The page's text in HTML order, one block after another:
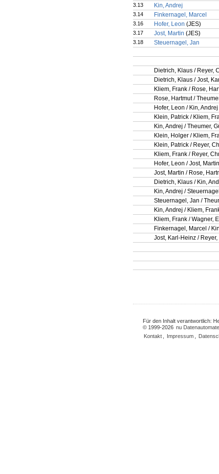
3.13 Kin, Andrej
3.14 Finkernagel, Marcel
3.16 Hofer, Leon (JES)
3.17 Jost, Martin (JES)
3.18 Steuernagel, Jan
Dietrich, Klaus / Reyer,
Dietrich, Klaus / Jost,
Kliem, Frank / Rose,
Rose, Hartmut /
Hofer, Leon / Kin, Andrej
Klein, Patrick / Kliem,
Kin, Andrej / Theumer,
Klein, Holger / Kliem,
Klein, Patrick / Reyer,
Kliem, Frank / Reyer,
Hofer, Leon / Jost, Martin
Jost, Martin / Rose,
Dietrich, Klaus / Kin,
Kin, Andrej /
Steuernagel, Jan /
Kin, Andrej / Kliem,
Kliem, Frank / Wagner,
Finkernagel, Marcel /
Jost, Karl-Heinz /
Für den Inhalt verantwortlich:
© 1999-2026 nu
Kontakt
Impressum